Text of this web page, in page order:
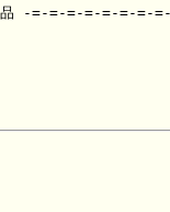
-=-=-=-=-=-=-=-